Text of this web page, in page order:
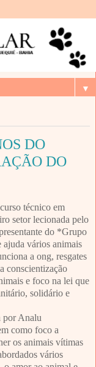
▼
DO
DO
técnico em
setor lecionada pelo
do *Grupo
vários animais
a ong, resgates
conscientização
e foco na lei que
solidário e
por Analu
como foco a
os animais vítimas
vários